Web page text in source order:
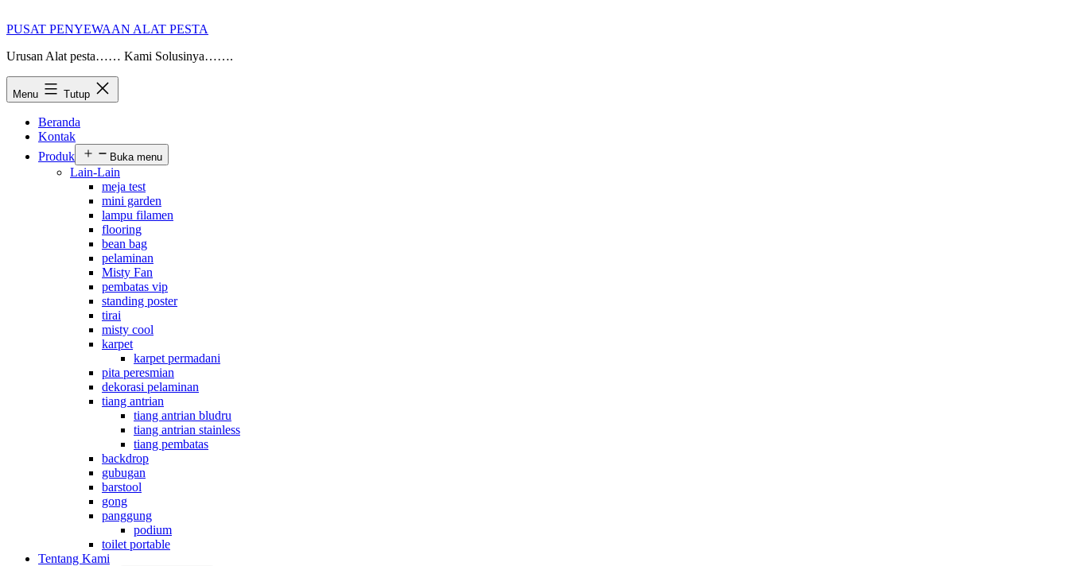
PUSAT PENYEWAAN ALAT PESTA
Urusan Alat pesta…… Kami Solusinya…….
Menu Tutup
Beranda
Kontak
Produk
Buka menu
Lain-Lain
meja test
mini garden
lampu filamen
flooring
bean bag
pelaminan
Misty Fan
pembatas vip
standing poster
tirai
misty cool
karpet
karpet permadani
pita peresmian
dekorasi pelaminan
tiang antrian
tiang antrian bludru
tiang antrian stainless
tiang pembatas
backdrop
gubugan
barstool
gong
panggung
podium
toilet portable
Tentang Kami